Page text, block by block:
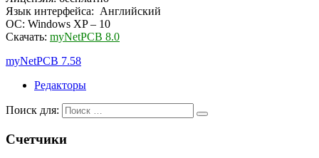
Язык интерфейса: Английский
ОС: Windows XP – 10
Скачать: myNetPCB 8.0
myNetPCB 7.58
Редакторы
Поиск для:
Счетчики